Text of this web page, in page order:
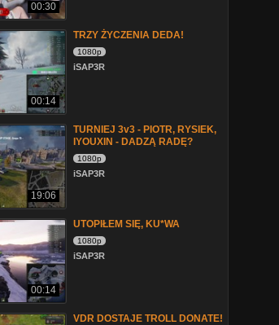
00:30
00:14
TRZY ŻYCZENIA DEDA!
1080p
iSAP3R
19:06
TURNIEJ 3v3 - PIOTR, RYSIEK,
IYOUXIN - DADZĄ RADĘ?
1080p
iSAP3R
00:14
UTOPIŁEM SIĘ, KU*WA
1080p
iSAP3R
VDR DOSTAJE TROLL DONATE!